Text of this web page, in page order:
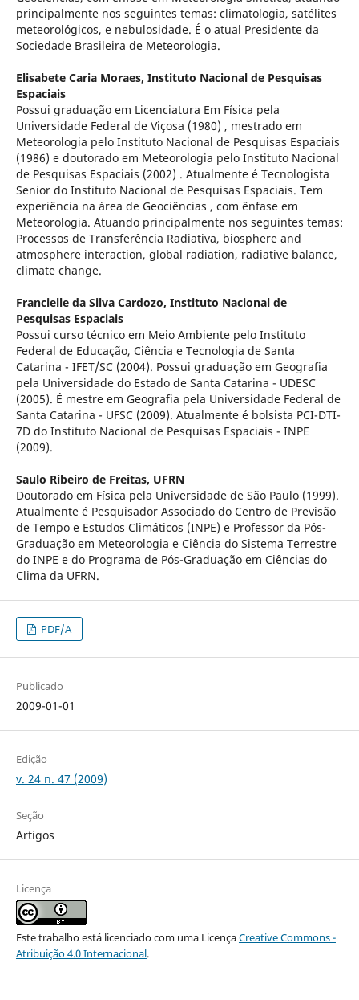
principalmente nos seguintes temas: climatologia, satélites
meteorológicos, e nebulosidade. É o atual Presidente da
Sociedade Brasileira de Meteorologia.
Elisabete Caria Moraes, Instituto Nacional de Pesquisas
Espaciais
Possui graduação em Licenciatura Em Física pela
Universidade Federal de Viçosa (1980) , mestrado em
Meteorologia pelo Instituto Nacional de Pesquisas Espaciais
(1986) e doutorado em Meteorologia pelo Instituto Nacional
de Pesquisas Espaciais (2002) . Atualmente é Tecnologista
Senior do Instituto Nacional de Pesquisas Espaciais. Tem
experiência na área de Geociências , com ênfase em
Meteorologia. Atuando principalmente nos seguintes temas:
Processos de Transferência Radiativa, biosphere and
atmosphere interaction, global radiation, radiative balance,
climate change.
Francielle da Silva Cardozo, Instituto Nacional de
Pesquisas Espaciais
Possui curso técnico em Meio Ambiente pelo Instituto
Federal de Educação, Ciência e Tecnologia de Santa
Catarina - IFET/SC (2004). Possui graduação em Geografia
pela Universidade do Estado de Santa Catarina - UDESC
(2005). É mestre em Geografia pela Universidade Federal de
Santa Catarina - UFSC (2009). Atualmente é bolsista PCI-DTI-
7D do Instituto Nacional de Pesquisas Espaciais - INPE
(2009).
Saulo Ribeiro de Freitas, UFRN
Doutorado em Física pela Universidade de São Paulo (1999).
Atualmente é Pesquisador Associado do Centro de Previsão
de Tempo e Estudos Climáticos (INPE) e Professor da Pós-
Graduação em Meteorologia e Ciência do Sistema Terrestre
do INPE e do Programa de Pós-Graduação em Ciências do
Clima da UFRN.
PDF/A
Publicado
2009-01-01
Edição
v. 24 n. 47 (2009)
Seção
Artigos
Licença
Este trabalho está licenciado com uma LicençaCreative Commons -
Atribuição 4.0 Internacional.